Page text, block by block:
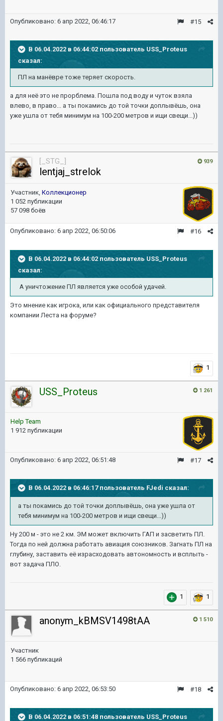
#15
Опубликовано: 6 апр 2022, 06:46:17
В 06.04.2022 в 06:44:02 пользователь USS_Proteus
сказал:
ПЛ на манёвре тоже теряет скорость.
а для неё это не прорблема. Пошла под воду и чуток взяла
влево, в право... а ты покамись до той точки доплывёшь, она
уже ушла от тебя минимум на 100-200 метров и ищи свещи...))
939
[_STG_]
lentjaj_strelok
Участник, Коллекционер
1 052 публикации
57 098 боёв
#16
Опубликовано: 6 апр 2022, 06:50:06
В 06.04.2022 в 06:44:02 пользователь USS_Proteus
сказал:
А уничтожение ПЛ является уже особой удачей.
Это мнение как игрока, или как официального представителя
компании Леста на форуме?
1
1 261
USS_Proteus
Help Team
1 912 публикации
#17
Опубликовано: 6 апр 2022, 06:51:48
В 06.04.2022 в 06:46:17 пользователь FJedi сказал:
а ты покамись до той точки доплывёшь, она уже ушла от
тебя минимум на 100-200 метров и ищи свещи...))
Ну 200 м - это не 2 км. ЭМ может включить ГАП и засветить ПЛ.
Тогда по ней должна работать авиация союзников. Загнать ПЛ на
глубину, заставить её израсходовать автономность и всплыть -
вот задача ПЛО.
1 1
1 510
anonym_kBMSV1498tAA
Участник
1 566 публикаций
#18
Опубликовано: 6 апр 2022, 06:53:50
В 06.04.2022 в 06:51:48 пользователь USS_Proteus